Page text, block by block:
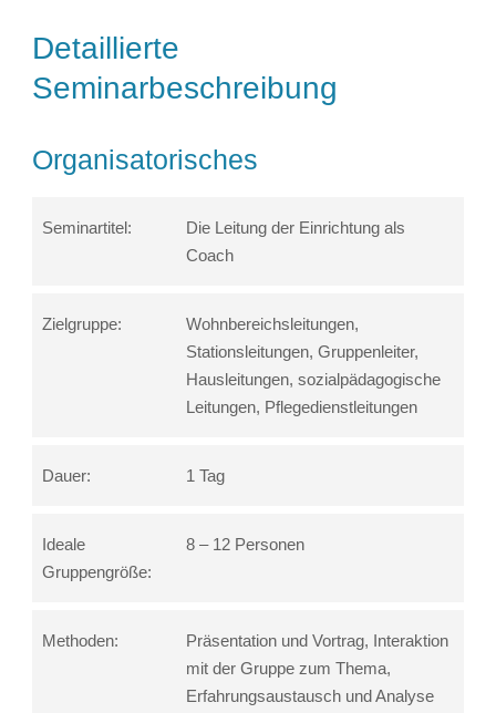
Detaillierte
Seminarbeschreibung
Organisatorisches
Seminartitel:
Die Leitung der Einrichtung als
Coach
Zielgruppe:
Wohnbereichsleitungen,
Stationsleitungen, Gruppenleiter,
Hausleitungen, sozialpädagogische
Leitungen, Pflegedienstleitungen
Dauer: 1 Tag
Ideale
Gruppengröße:
8 – 12 Personen
Methoden:
Präsentation und Vortrag, Interaktion
mit der Gruppe zum Thema,
Erfahrungsaustausch und Analyse